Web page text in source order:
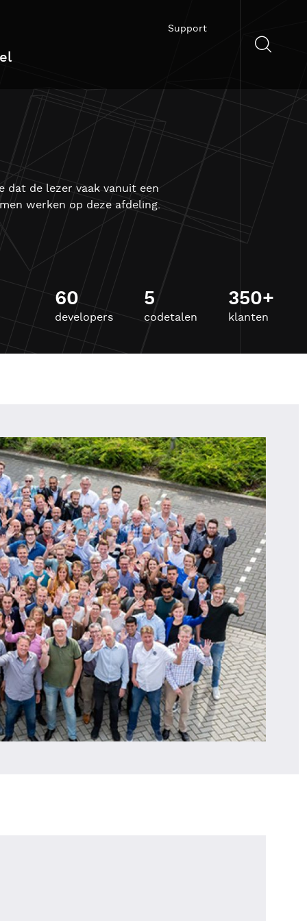
Support
de lezer vaak vanuit een
werken op deze afdeling.
60
developers
5
codetalen
350+
klanten